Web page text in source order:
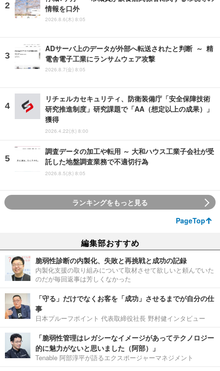
情報を口外
2026.8.6(木) 8:05
ADサーバ上のデータが外部へ転送されたと判断 ～ 精
電舎電子工業にランサムウェア攻撃
2026.8.7(金) 8:05
リチェルカセキュリティ、防衛装備庁「安全保障技術
研究推進制度」研究課題で「AA（想定以上の成果）」
獲得
2026.4.22(水) 8:00
調査データの加工や転用 ～ 大和ハウス工業子会社が受
託した地盤調査業務で不適切行為
2026.8.5(水) 8:05
ランキングをもっと見る
PageTop
編集部おすすめ
脆弱性診断の内製化、失敗と再挑戦と成功の記録
内製化支援の取り組みについて取材させて欲しいと頼んでいた
のだが毎回返事は芳しくなかった
「守る」だけでなくお客を「成功」させるまでが自分の仕
事
日本プルーフポイント 代表取締役社長 野村健インタビュー
「脆弱性管理はレガシーなイメージがあってテクノロジー
的に魅力がないと思いました（阿部）」
Tenable 阿部淳平が語るエクスポージャーマネジメント